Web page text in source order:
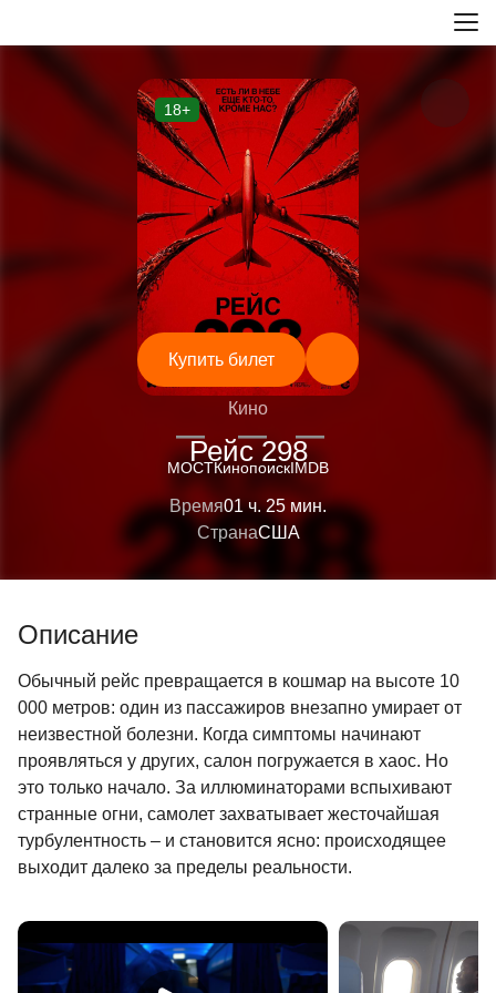
18+
Кино
Рейс 298
Время01 ч. 25 мин.
СтранаСША
Купить билет
—
МОСТ
—
Кинопоиск
—
IMDB
Описание
Обычный рейс превращается в кошмар на высоте 10
000 метров: один из пассажиров внезапно умирает от
неизвестной болезни. Когда симптомы начинают
проявляться у других, салон погружается в хаос. Но
это только начало. За иллюминаторами вспыхивают
странные огни, самолет захватывает жесточайшая
турбулентность – и становится ясно: происходящее
выходит далеко за пределы реальности.